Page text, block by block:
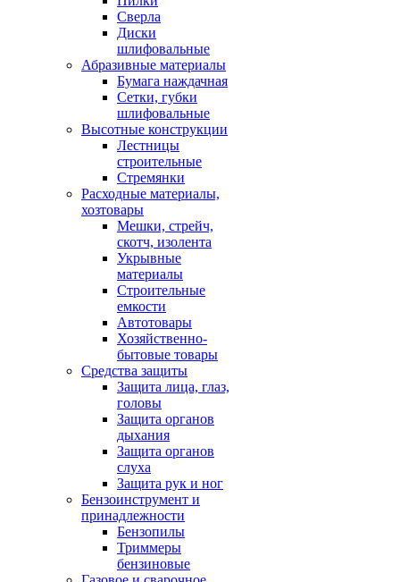
Сверла
Диски
шлифовальные
Абразивные материалы
Бумага наждачная
Сетки, губки
шлифовальные
Высотные конструкции
Лестницы
строительные
Стремянки
Расходные материалы,
хозтовары
Мешки, стрейч,
скотч, изолента
Укрывные
материалы
Строительные
емкости
Автотовары
Хозяйственно-
бытовые товары
Средства защиты
Защита лица, глаз,
головы
Защита органов
дыхания
Защита органов
слуха
Защита рук и ног
Бензоинструмент и
принадлежности
Бензопилы
Триммеры
бензиновые